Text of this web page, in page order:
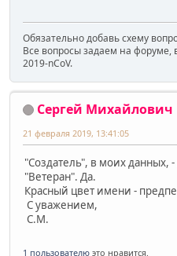
Обязательно добавь схему
Все вопросы задаем на форуме,
2019-nCoV.
Сергей Михайлович
21 февраля 2019, 13:41:05
"Создатель", в моих данных,
"Ветеран". Да.
Красный цвет имени -
С уважением,
С.М.
1 пользователю это нравится.